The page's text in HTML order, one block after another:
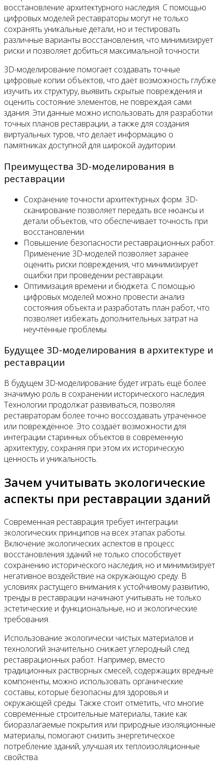
восстановление архитектурного наследия. С помощью
цифровых моделей реставраторы могут не только
сохранять уникальные детали, но и тестировать
различные варианты восстановления, что минимизирует
риски и позволяет добиться максимальной точности.
3D-моделирование помогает создавать точные
цифровые копии объектов, что даёт возможность глубже
изучить их структуру, выявить скрытые повреждения и
оценить состояние элементов, не повреждая сами
здания. Эти данные можно использовать для разработки
точных планов реставрации, а также для создания
виртуальных туров, что делает информацию о
памятниках доступной для широкой аудитории.
Преимущества 3D-моделирования в
реставрации
Сохранение точности архитектурных форм. 3D-
сканирование позволяет передать все нюансы и
детали объектов, что обеспечивает точность при
восстановлении.
Повышение безопасности реставрационных работ.
Применение 3D-моделей позволяет заранее
оценить риски повреждения, что минимизирует
ошибки при проведении реставрации.
Оптимизация времени и бюджета. С помощью
цифровых моделей можно провести анализ
состояния объекта и разработать план работ, что
позволяет избежать дополнительных затрат на
неучтённые проблемы.
Будущее 3D-моделирования в архитектуре и
реставрации
В будущем 3D-моделирование будет играть ещё более
значимую роль в сохранении исторического наследия.
Технологии продолжат развиваться, позволяя
реставраторам более точно воссоздавать утраченное
или повреждённое. Это создаёт возможности для
интеграции старинных объектов в современную
архитектуру, сохраняя при этом их историческую
ценность и уникальность.
Зачем учитывать экологические
аспекты при реставрации зданий
Современная реставрация требует интеграции
экологических принципов на всех этапах работы.
Включение экологических аспектов в процесс
восстановления зданий не только способствует
сохранению исторического наследия, но и минимизирует
негативное воздействие на окружающую среду. В
условиях растущего внимания к устойчивому развитию,
тренды в реставрации начинают учитывать не только
эстетические и функциональные, но и экологические
требования.
Использование экологически чистых материалов и
технологий значительно снижает углеродный след
реставрационных работ. Например, вместо
традиционных растворных смесей, содержащих вредные
компоненты, можно использовать органические
составы, которые безопасны для здоровья и
окружающей среды. Также стоит отметить, что многие
современные строительные материалы, такие как
биоразлагаемые покрытия или природные изоляционные
материалы, помогают снизить энергетическое
потребление зданий, улучшая их теплоизоляционные
свойства.